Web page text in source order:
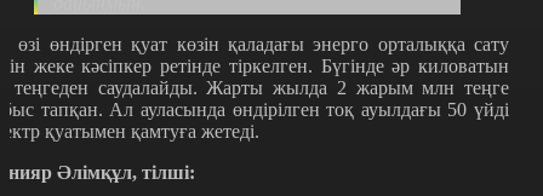
өзі өндірген қуат көзін қаладағы энерго орталыққа сату
жеке кәсіпкер ретінде тіркелген. Бүгінде әр киловатын
теңгеден саудалайды. Жарты жылда 2 жарым млн теңге
тапқан. Ал ауласында өндірілген тоқ ауылдағы 50 үйді
қуатымен қамтуға жетеді.
Әлімқұл, тілші: